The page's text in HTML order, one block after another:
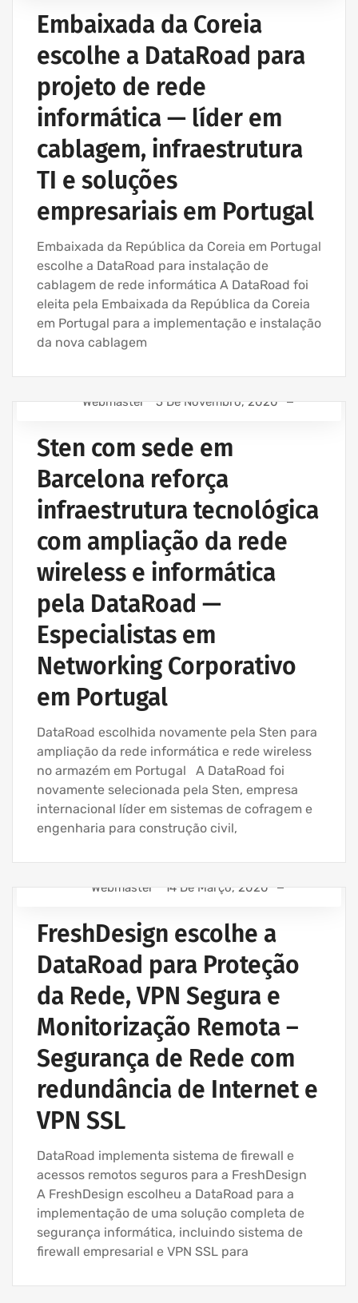
INFORMÁTICA
EMPRESA INFORMATICA E SERVIÇOS INFORMÁTICA
INSTALAÇÃO CABLAGEM DE REDE
Embaixada da Coreia
escolhe a DataRoad para
projeto de rede
informática — líder em
cablagem, infraestrutura
TI e soluções
empresariais em Portugal
Embaixada da República da Coreia em Portugal
escolhe a DataRoad para instalação de
cablagem de rede informática A DataRoad foi
eleita pela Embaixada da República da Coreia
em Portugal para a implementação e instalação
da nova cablagem
PARA EMPRESAS
EMPRESA ASSISTÊNCIA INFORMÁTICA | SERVIÇOS
INFORMÁTICA
INSTALAÇÃO CABLAGEM DE REDE
INSTALAÇÃO DE REDES WIRELESS EMPRESAS
IT UNLIMITED - SERVIÇOS INFORMÁTICA
Webmaster 5 De Novembro, 2020
Sten com sede em
Barcelona reforça
infraestrutura tecnológica
com ampliação da rede
wireless e informática
pela DataRoad —
Especialistas em
Networking Corporativo
em Portugal
DataRoad escolhida novamente pela Sten para
ampliação da rede informática e rede wireless
no armazém em Portugal A DataRoad foi
novamente selecionada pela Sten, empresa
internacional líder em sistemas de cofragem e
engenharia para construção civil,
PARA EMPRESAS
EMPRESA INFORMATICA E SERVIÇOS INFORMÁTICA
IT UNLIMITED - SERVIÇOS INFORMÁTICA
MANUTENÇÃO INFORMÁTICA EMPRESAS
Webmaster 14 De Março, 2020
FreshDesign escolhe a
DataRoad para Proteção
da Rede, VPN Segura e
Monitorização Remota –
Segurança de Rede com
redundância de Internet e
VPN SSL
DataRoad implementa sistema de firewall e
acessos remotos seguros para a FreshDesign
A FreshDesign escolheu a DataRoad para a
implementação de uma solução completa de
segurança informática, incluindo sistema de
firewall empresarial e VPN SSL para